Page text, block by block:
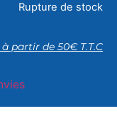
Rupture de stock
partir de 50€ T.T.C